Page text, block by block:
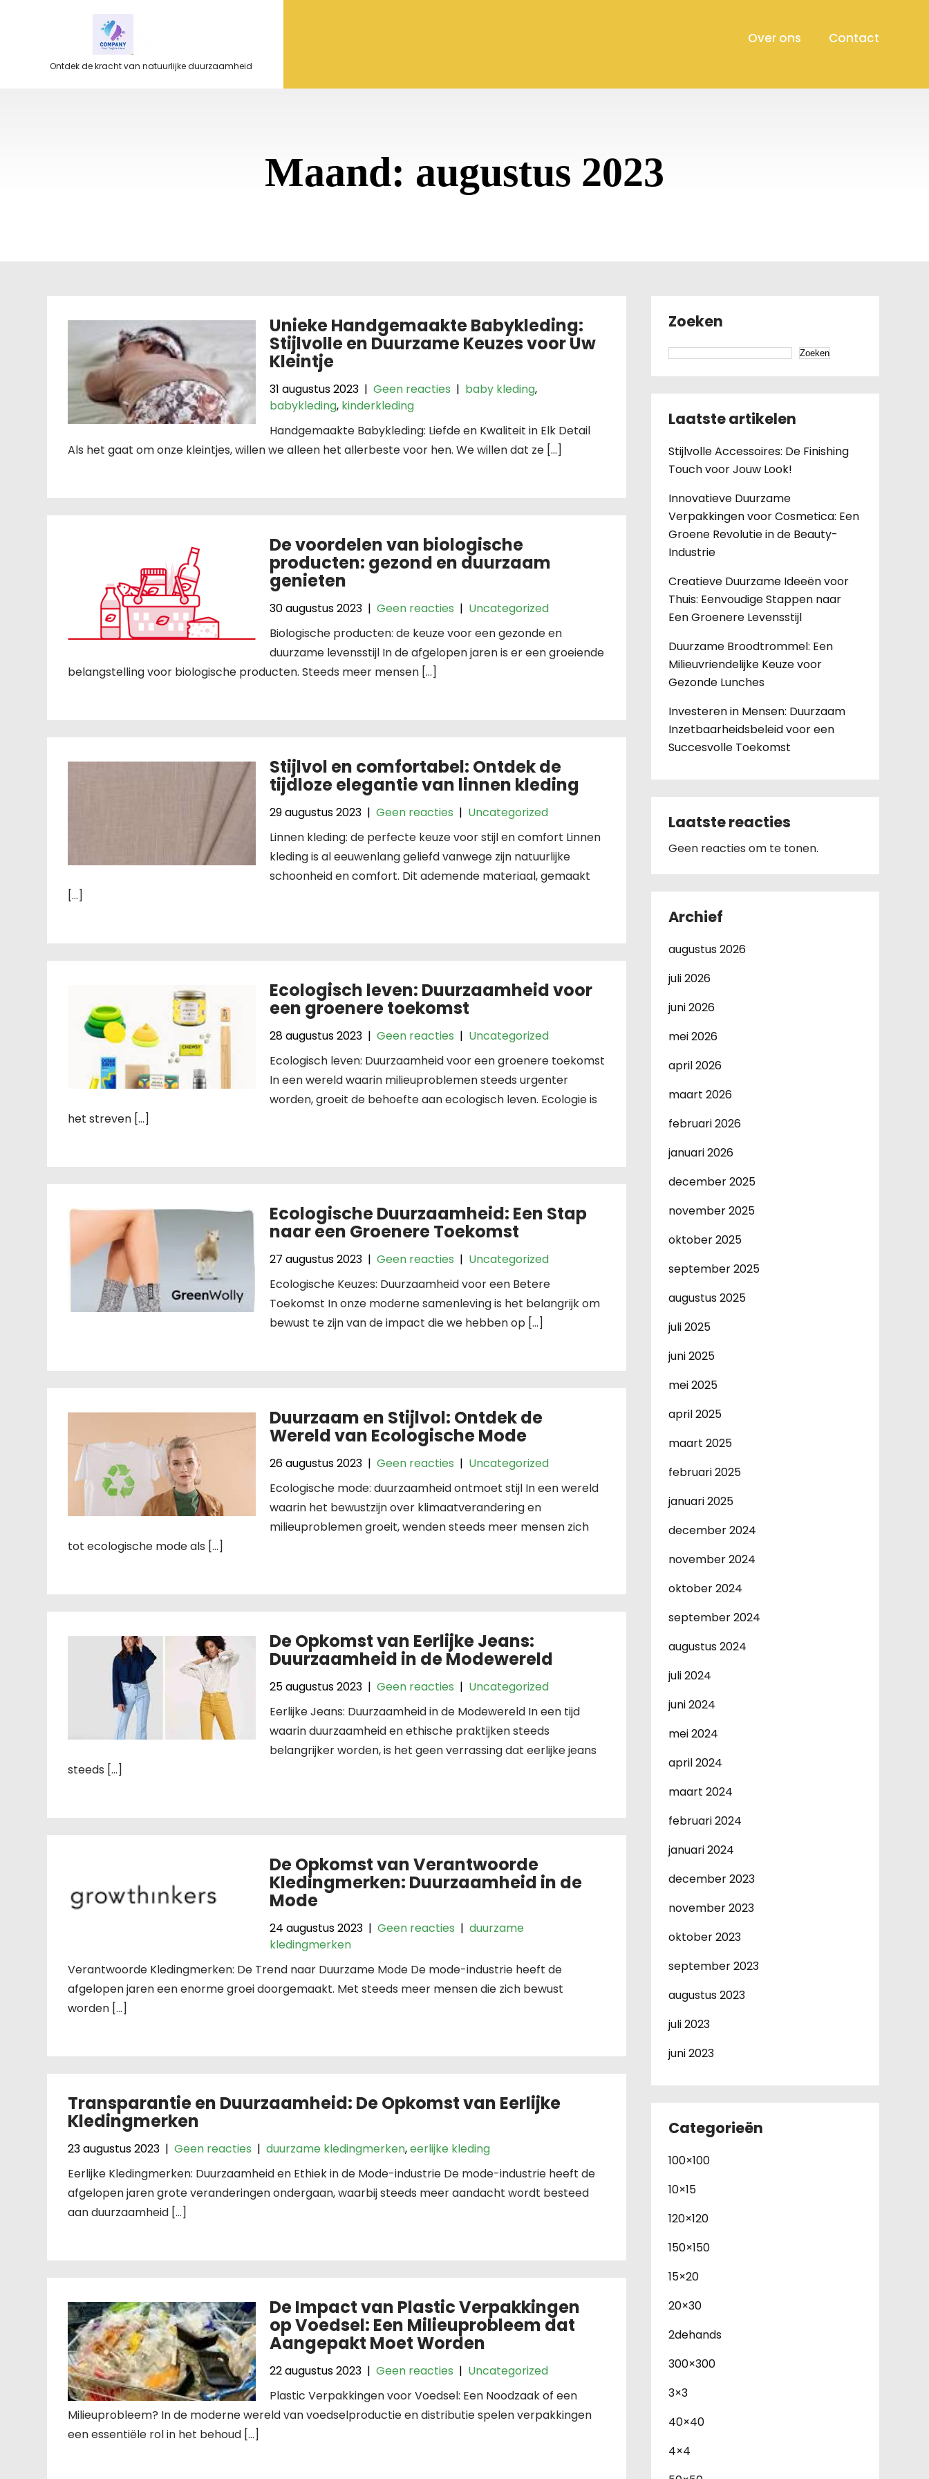
Ontdek de kracht van natuurlijke duurzaamheid
Over ons Contact
Maand: augustus 2023
Unieke Handgemaakte Babykleding:
Stijlvolle en Duurzame Keuzes voor Uw
Kleintje
31 augustus 2023 |Geen reacties | baby kleding,
babykleding, kinderkleding
Handgemaakte Babykleding: Liefde en Kwaliteit in Elk Detail
Als het gaat om onze kleintjes, willen we alleen het allerbeste voor hen. We willen dat ze […]
De voordelen van biologische
producten: gezond en duurzaam
genieten
30 augustus 2023 |Geen reacties | Uncategorized
Biologische producten: de keuze voor een gezonde en
duurzame levensstijl In de afgelopen jaren is er een groeiende
belangstelling voor biologische producten. Steeds meer mensen […]
Stijlvol en comfortabel: Ontdek de
tijdloze elegantie van linnen kleding
29 augustus 2023 |Geen reacties | Uncategorized
Linnen kleding: de perfecte keuze voor stijl en comfort Linnen
kleding is al eeuwenlang geliefd vanwege zijn natuurlijke
schoonheid en comfort. Dit ademende materiaal, gemaakt
[…]
Ecologisch leven: Duurzaamheid voor
een groenere toekomst
28 augustus 2023 |Geen reacties | Uncategorized
Ecologisch leven: Duurzaamheid voor een groenere toekomst
In een wereld waarin milieuproblemen steeds urgenter
worden, groeit de behoefte aan ecologisch leven. Ecologie is
het streven […]
Ecologische Duurzaamheid: Een Stap
naar een Groenere Toekomst
27 augustus 2023 |Geen reacties | Uncategorized
Ecologische Keuzes: Duurzaamheid voor een Betere
Toekomst In onze moderne samenleving is het belangrijk om
bewust te zijn van de impact die we hebben op […]
Duurzaam en Stijlvol: Ontdek de
Wereld van Ecologische Mode
26 augustus 2023 |Geen reacties | Uncategorized
Ecologische mode: duurzaamheid ontmoet stijl In een wereld
waarin het bewustzijn over klimaatverandering en
milieuproblemen groeit, wenden steeds meer mensen zich
tot ecologische mode als […]
De Opkomst van Eerlijke Jeans:
Duurzaamheid in de Modewereld
25 augustus 2023 |Geen reacties | Uncategorized
Eerlijke Jeans: Duurzaamheid in de Modewereld In een tijd
waarin duurzaamheid en ethische praktijken steeds
belangrijker worden, is het geen verrassing dat eerlijke jeans
steeds […]
De Opkomst van Verantwoorde
Kledingmerken: Duurzaamheid in de
Mode
24 augustus 2023 |Geen reacties |duurzame
kledingmerken
Verantwoorde Kledingmerken: De Trend naar Duurzame Mode De mode-industrie heeft de
afgelopen jaren een enorme groei doorgemaakt. Met steeds meer mensen die zich bewust
worden […]
Transparantie en Duurzaamheid: De Opkomst van Eerlijke
Kledingmerken
23 augustus 2023 | Geen reacties | duurzame kledingmerken,eerlijke kleding
Eerlijke Kledingmerken: Duurzaamheid en Ethiek in de Mode-industrie De mode-industrie heeft de
afgelopen jaren grote veranderingen ondergaan, waarbij steeds meer aandacht wordt besteed
aan duurzaamheid […]
De Impact van Plastic Verpakkingen
op Voedsel: Een Milieuprobleem dat
Aangepakt Moet Worden
22 augustus 2023 |Geen reacties | Uncategorized
Plastic Verpakkingen voor Voedsel: Een Noodzaak of een
Milieuprobleem? In de moderne wereld van voedselproductie en distributie spelen verpakkingen
een essentiële rol in het behoud […]
Zoeken
Zoeken
Laatste artikelen
Stijlvolle Accessoires: De Finishing
Touch voor Jouw Look!
Innovatieve Duurzame
Verpakkingen voor Cosmetica: Een
Groene Revolutie in de Beauty-
Industrie
Creatieve Duurzame Ideeën voor
Thuis: Eenvoudige Stappen naar
Een Groenere Levensstijl
Duurzame Broodtrommel: Een
Milieuvriendelijke Keuze voor
Gezonde Lunches
Investeren in Mensen: Duurzaam
Inzetbaarheidsbeleid voor een
Succesvolle Toekomst
Laatste reacties
Geen reacties om te tonen.
Archief
augustus 2026
juli 2026
juni 2026
mei 2026
april 2026
maart 2026
februari 2026
januari 2026
december 2025
november 2025
oktober 2025
september 2025
augustus 2025
juli 2025
juni 2025
mei 2025
april 2025
maart 2025
februari 2025
januari 2025
december 2024
november 2024
oktober 2024
september 2024
augustus 2024
juli 2024
juni 2024
mei 2024
april 2024
maart 2024
februari 2024
januari 2024
december 2023
november 2023
oktober 2023
september 2023
augustus 2023
juli 2023
juni 2023
Categorieën
100×100
10×15
120×120
150×150
15×20
20×30
2dehands
300×300
3×3
40×40
4×4